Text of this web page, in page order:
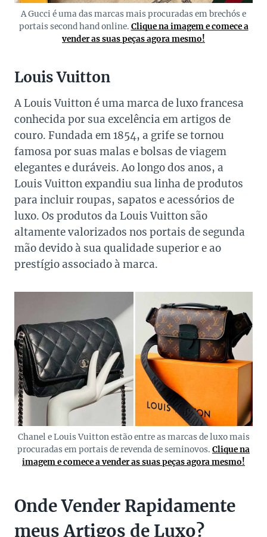
A Gucci é uma das marcas mais procuradas em brechós e
portais second hand online. Clique na imagem e comece a
vender as suas peças agora mesmo!
Louis Vuitton
A Louis Vuitton é uma marca de luxo francesa
conhecida por sua excelência em artigos de
couro. Fundada em 1854, a grife se tornou
famosa por suas malas e bolsas de viagem
elegantes e duráveis. Ao longo dos anos, a
Louis Vuitton expandiu sua linha de produtos
para incluir roupas, sapatos e acessórios de
luxo. Os produtos da Louis Vuitton são
altamente valorizados nos portais de segunda
mão devido à sua qualidade superior e ao
prestígio associado à marca.
Chanel e Louis Vuitton estão entre as marcas de luxo mais
procuradas em portais de revenda de seminovos. Clique na
imagem e comece a vender as suas peças agora mesmo!
Onde Vender Rapidamente
meus Artigos de Luxo?